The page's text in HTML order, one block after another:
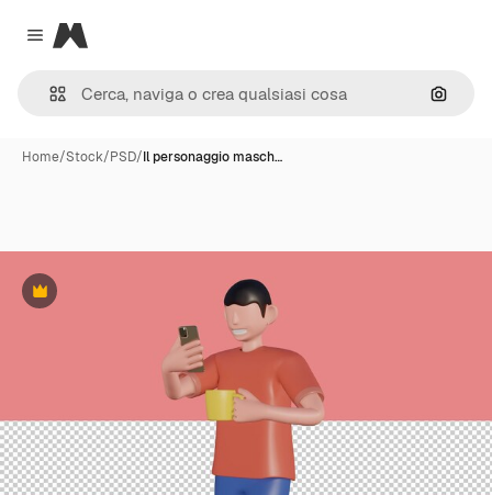
Close menu
Magnific
Cerca
Home/Stock/PSD/Il personaggio masch…
Premium